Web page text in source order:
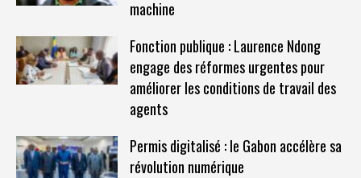
machine
Fonction publique : Laurence Ndong
engage des réformes urgentes pour
améliorer les conditions de travail des
agents
Permis digitalisé : le Gabon accélère sa
révolution numérique